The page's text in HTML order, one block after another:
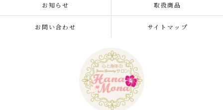
お知らせ 取扱商品
お問い合わせ サイトマップ